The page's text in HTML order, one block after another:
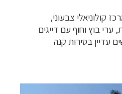
קולוניאלי צבעוני,
ערי בוץ וחוף עם דייגים
עדיין בסירות קנה